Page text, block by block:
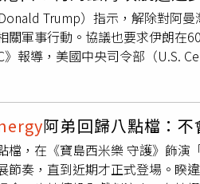
，攜手消費者、供應商及社會各
導的產業，轉變為一個強大且具
力都具有軍民兩用特性，而軍方
測（Remote Sensing）、低地
、為偏遠地區的軍事人員提供通
網路方面仍顯著保持領先。美
古柏計劃（Project Kuiper），
，但發射能力受限，以及缺乏經
時」服務方面，中國憑藉北斗導
，無論是在衛星星座規模、國際
Trump）指示，解除對阿
關軍事行動。協議也要求伊朗在
報導，美國中央司令部（U.S.
港口。所有美軍執行海上封鎖的
）於18日簽署1份停戰諒
對荷姆茲海峽內的船舶開火，
萬桶石油於一夜之間通過荷姆
烏地阿拉伯油輪已穿越該海峽，
阿弟回歸八點檔：不
檔，在《寶島西米樂 守護》飾
節奏，直到近期才正式登場。睽